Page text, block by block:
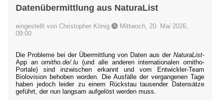
Datenübermittlung aus NaturaList
eingestellt von Christopher König
Mittwoch, 20. Mai 2026,
09:00
Die Probleme bei der Übermittlung von Daten aus der NaturaList-
App anornitho.de/.lu (und alle anderen internationalen ornitho-
Portale) sind inzwischen erkannt und vom Entwickler-Team
Biolovision behoben worden. Die Ausfälle der vergangenen Tage
haben jedoch leider zu einem Rückstau tausender Datensätze
geführt, der nun langsam aufgelöst werden muss.